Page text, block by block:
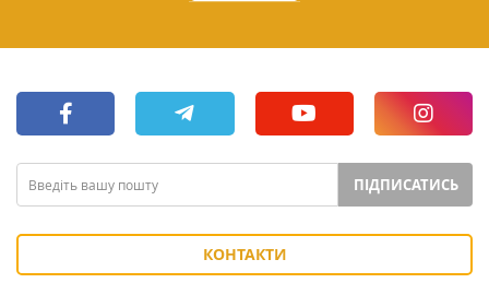
ПІДПИСАТИСЬ
КОНТАКТИ